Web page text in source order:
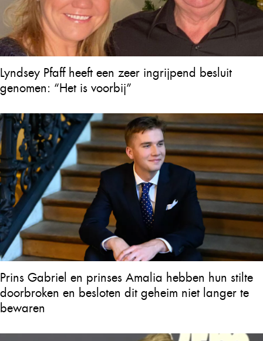
Lyndsey Pfaff heeft een zeer ingrijpend besluit
genomen: “Het is voorbij”
Prins Gabriel en prinses Amalia hebben hun stilte
doorbroken en besloten dit geheim niet langer te
bewaren